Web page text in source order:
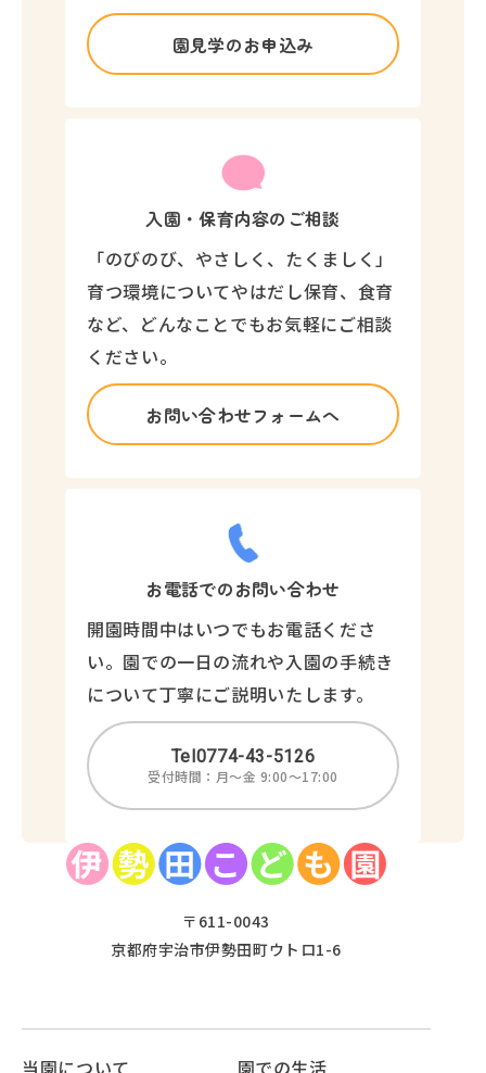
園見学のお申込み
入園・保育内容のご相談
「のびのび、やさしく、たくましく」
育つ環境についてやはだし保育、食育
など、どんなことでもお気軽にご相談
ください。
お問い合わせフォームへ
お電話でのお問い合わせ
開園時間中はいつでもお電話くださ
い。園での一日の流れや入園の手続き
について丁寧にご説明いたします。
Tel0774-43-5126
受付時間：月～金 9:00～17:00
〒611-0043
京都府宇治市伊勢田町ウトロ1-6
当園について 園での生活